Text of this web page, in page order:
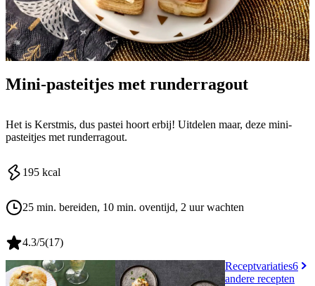
Mini-pasteitjes met runderragout
Het is Kerstmis, dus pastei hoort erbij! Uitdelen maar, deze mini-
pasteitjes met runderragout.
195 kcal
25 min. bereiden, 10 min. oventijd, 2 uur wachten
4.3/5(17)
Receptvariaties6
andere recepten